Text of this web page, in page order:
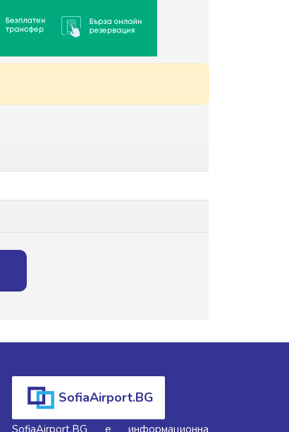
SofiaAirport.BG
SofiaAirport.BG е информационна